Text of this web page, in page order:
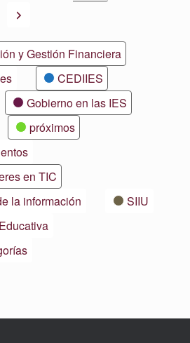
Siguiente
y Gestión Financiera
CEDIIES
Gobierno en las IES
próximos
en TIC
la información
SIIU